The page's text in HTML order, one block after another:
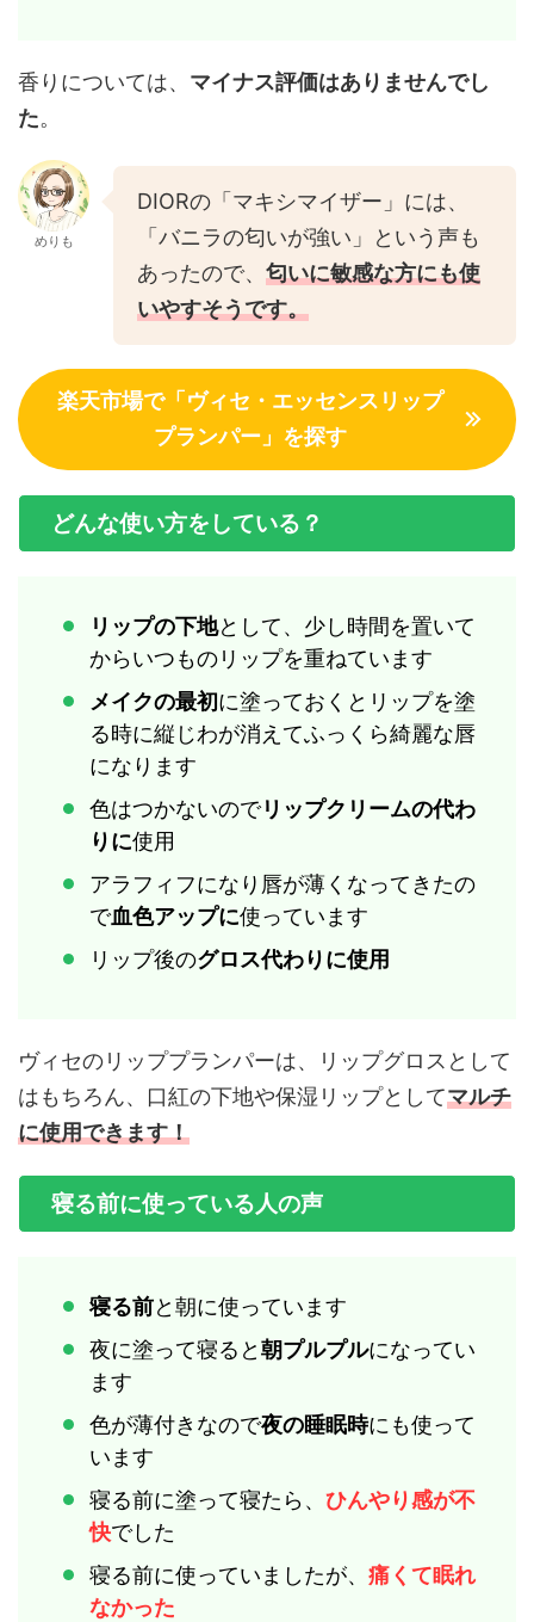
香りについては、 マイナス評価はありませんでし
た。
めりも
DIORの「マキシマイザー」には、
「バニラの匂いが強い」という声も
あったので、 匂いに敏感な方にも使
いやすそうです。
楽天市場で「ヴィセ・エッセンスリップ
プランパー」を探す
どんな使い方をしている？
リップの下地として、少し時間を置いて
からいつものリップを重ねています
メイクの最初に塗っておくとリップを塗
る時に縦じわが消えてふっくら綺麗な唇
になります
色はつかないのでリップクリームの代わ
りに使用
アラフィフになり唇が薄くなってきたの
で血色アップに使っています
リップ後のグロス代わりに使用
ヴィセのリッププランパーは、リップグロスとして
はもちろん、口紅の下地や保湿リップとしてマルチ
に使用できます！
寝る前に使っている人の声
寝る前と朝に使っています
夜に塗って寝ると朝プルプルになってい
ます
色が薄付きなので夜の睡眠時にも使って
います
寝る前に塗って寝たら、 ひんやり感が不
快でした
寝る前に使っていましたが、 痛くて眠れ
なかった